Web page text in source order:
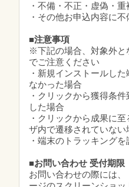
・不備・不正・虚偽・
・その他お申込内容に
■注意事項
※下記の場合、対象外と
でご注意ください
・新規インストールし
なかった場合
・クリックから獲得条
した場合
・クリックから成果に
ザ内で遷移されていない
・端末のトラッキング
■お問い合わせ 受付期限
お問い合わせの際には